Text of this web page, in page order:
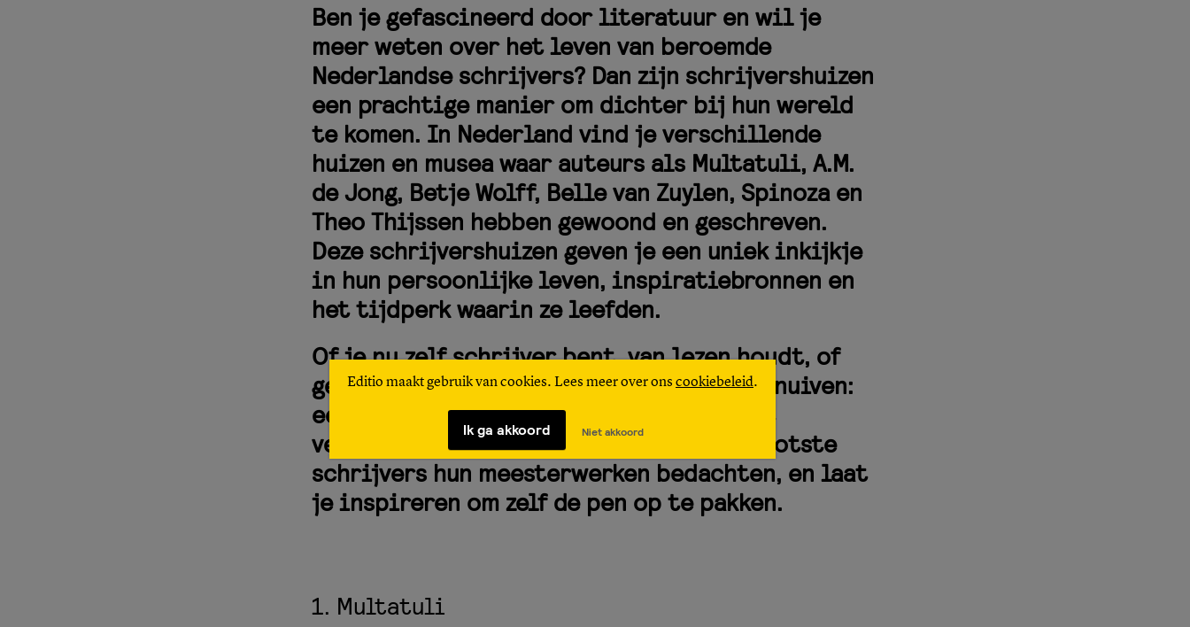
Editio maakt gebruik van cookies. Lees meer over ons cookiebeleid.
Ik ga akkoord Niet akkoord
Ben je gefascineerd door literatuur en wil je
meer weten over het leven van beroemde
Nederlandse schrijvers? Dan zijn schrijvershuizen
een prachtige manier om dichter bij hun wereld
te komen. In Nederland vind je verschillende
huizen en musea waar auteurs als Multatuli, A.M.
de Jong, Betje Wolff, Belle van Zuylen, Spinoza en
Theo Thijssen hebben gewoond en geschreven.
Deze schrijvershuizen geven je een uniek inkijkje
in hun persoonlijke leven, inspiratiebronnen en
het tijdperk waarin ze leefden.
Of je nu zelf schrijver bent, van lezen houdt, of
gewoon cultuur en geschiedenis wilt opsnuiven:
een bezoek aan een schrijvershuis brengt
verhalen tot leven. Ontdek waar onze grootste
schrijvers hun meesterwerken bedachten, en laat
je inspireren om zelf de pen op te pakken.
1. Multatuli